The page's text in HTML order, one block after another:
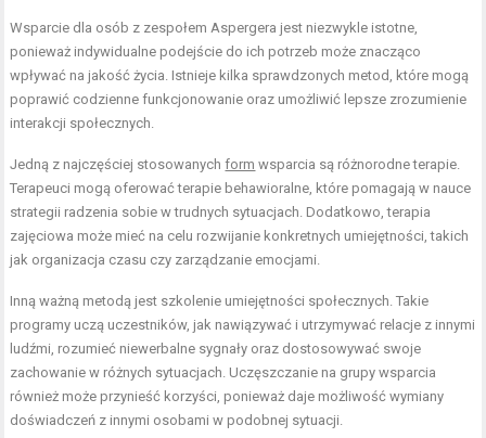
Wsparcie dla osób z zespołem Aspergera jest niezwykle istotne,
ponieważ indywidualne podejście do ich potrzeb może znacząco
wpływać na jakość życia. Istnieje kilka sprawdzonych metod, które mogą
poprawić codzienne funkcjonowanie oraz umożliwić lepsze zrozumienie
interakcji społecznych.
Jedną z najczęściej stosowanychform wsparcia są różnorodne terapie.
Terapeuci mogą oferować terapie behawioralne, które pomagają w nauce
strategii radzenia sobie w trudnych sytuacjach. Dodatkowo, terapia
zajęciowa może mieć na celu rozwijanie konkretnych umiejętności, takich
jak organizacja czasu czy zarządzanie emocjami.
Inną ważną metodą jest szkolenie umiejętności społecznych. Takie
programy uczą uczestników, jak nawiązywać i utrzymywać relacje z innymi
ludźmi, rozumieć niewerbalne sygnały oraz dostosowywać swoje
zachowanie w różnych sytuacjach. Uczęszczanie na grupy wsparcia
również może przynieść korzyści, ponieważ daje możliwość wymiany
doświadczeń z innymi osobami w podobnej sytuacji.